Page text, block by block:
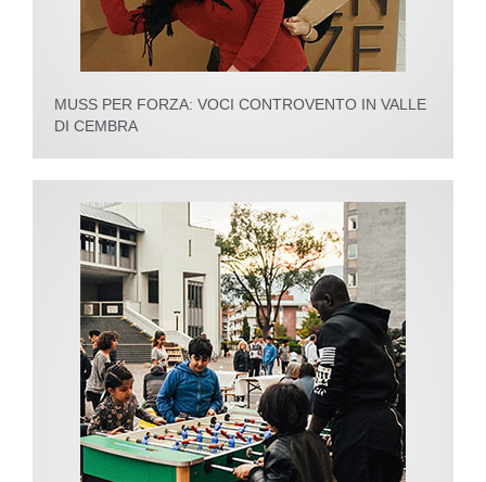
MUSS PER FORZA: VOCI CONTROVENTO IN VALLE
DI CEMBRA